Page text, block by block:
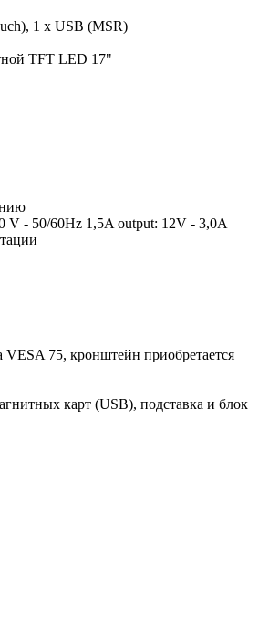
1 х USB (MSR)
TFT LED 17"
V - 50/60Hz 1,5A output: 12V - 3,0A
VESA 75, кронштейн приобретается
карт (USB), подставка и блок